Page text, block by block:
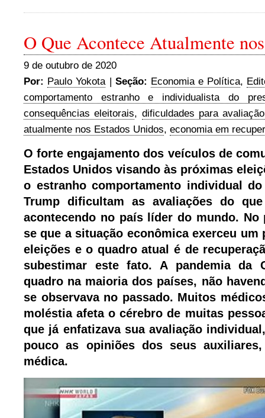
O Que Acontece Atualmente
9 de outubro de 2020
Por: Paulo Yokota| Seção: Economia e Política,
comportamento estranho e individualista do
consequências eleitorais, dificuldades para
atualmente nos Estados Unidos, economia em
O forte engajamento dos veículos de
Estados Unidos visando às próximas
o estranho comportamento individual
Trump dificultam as avaliações do
acontecendo no país líder do mundo. No
se que a situação econômica exerceu um
eleições e o quadro atual é de
subestimar este fato. A pandemia da
quadro na maioria dos países, não
se observava no passado. Muitos
moléstia afeta o cérebro de muitas
que já enfatizava sua avaliação
pouco as opiniões dos seus
médica.